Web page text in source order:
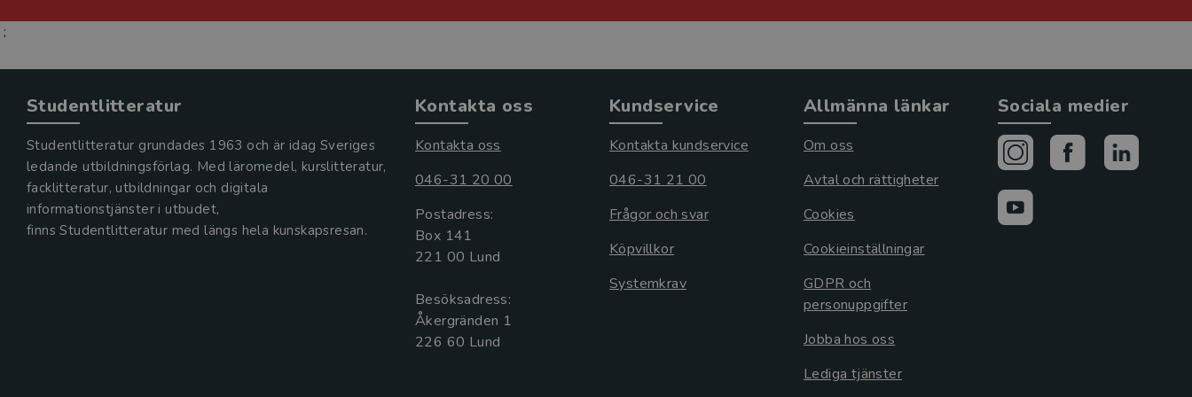
;
Studentlitteratur
Studentlitteratur grundades 1963 och är idag Sveriges
ledande utbildningsförlag. Med läromedel, kurslitteratur,
facklitteratur, utbildningar och digitala
informationstjänster i utbudet,
finns Studentlitteratur med längs hela kunskapsresan.
Kontakta oss
Kontakta oss
046-31 20 00
Postadress:
Box 141
221 00 Lund
Besöksadress:
Åkergränden 1
Kundservice
Kontakta kundservice
046-31 21 00
Frågor och svar
Köpvillkor
Systemkrav
Allmänna länkar
Om oss
Avtal och rättigheter
Cookies
Cookieinställningar
GDPR och
personuppgifter
Jobba hos oss
Lediga tjänster
Sociala medier